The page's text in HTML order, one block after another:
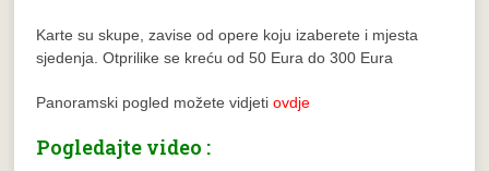
Karte su skupe, zavise od opere koju izaberete i mjesta
sjedenja. Otprilike se kreću od 50 Eura do 300 Eura
Panoramski pogled možete vidjetiovdje
Pogledajte video :